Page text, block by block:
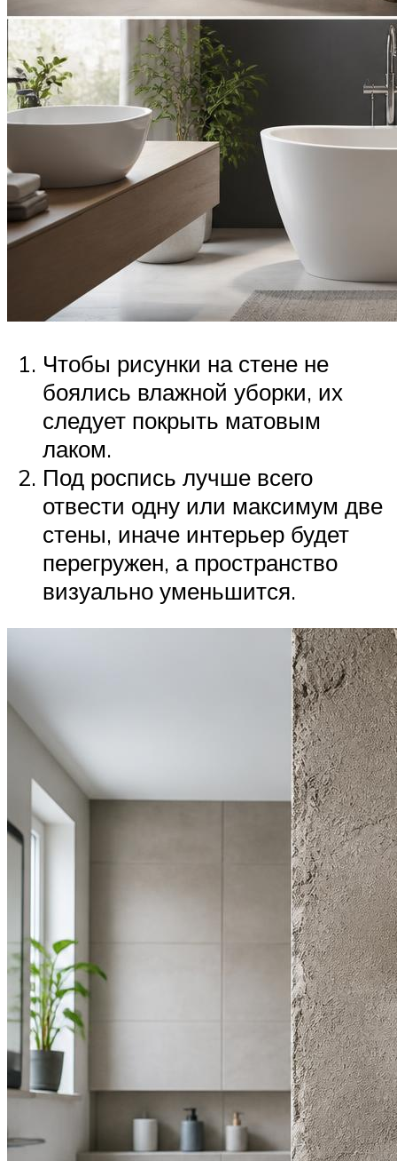
Чтобы рисунки на стене не
боялись влажной уборки, их
следует покрыть матовым
лаком.
Под роспись лучше всего
отвести одну или максимум две
стены, иначе интерьер будет
перегружен, а пространство
визуально уменьшится.